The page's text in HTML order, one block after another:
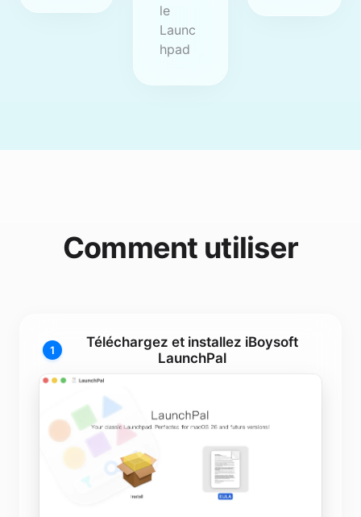
le
Launc
hpad
Comment utiliser
1
Téléchargez et installez iBoysoft
LaunchPal